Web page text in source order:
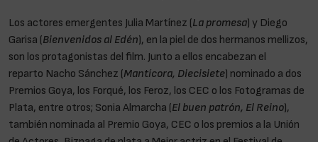
Los actores emergentes Julia Martínez (La promesa) y Diego
Garisa (Bienvenidos al Edén), en la piel de dos hermanos mellizos,
son los protagonistas del film. Junto a ellos encabezan el
reparto Nacho Sánchez (Mantícora, Diecisiete) nominado a dos
Premios Goya, los Forqué, los Feroz, los CEC o los Fotogramas de
Plata, entre otros; Sonia Almarcha (El buen patrón, El Reino),
también nominada al Premio Goya, CEC o los premios a la Unión